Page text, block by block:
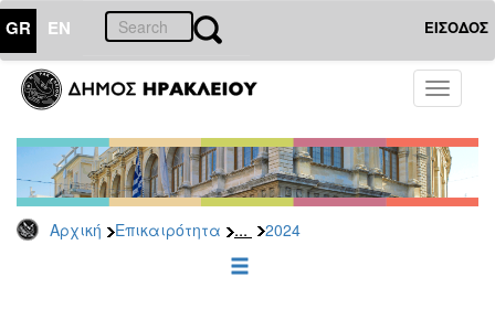
GR EN ΕΙΣΟΔΟΣ
Toggle
Αρχική Επικαιρότητα ... 2024
ΕΠΙΚΑΙΡΟΤΗΤΑ
Τύπου
Αρχείο
2026
2025